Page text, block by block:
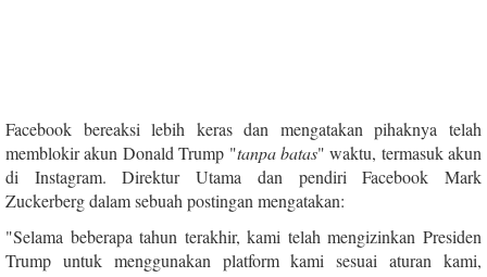
Facebook bereaksi lebih keras dan mengatakan pihaknya telah
memblokir akun Donald Trump "tanpa batas" waktu, termasuk akun
di Instagram. Direktur Utama dan pendiri Facebook Mark
Zuckerberg dalam sebuah postingan mengatakan:
"Selama beberapa tahun terakhir, kami telah mengizinkan Presiden
Trump untuk menggunakan platform kami sesuai aturan kami,